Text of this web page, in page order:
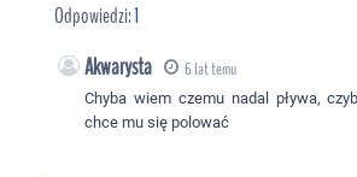
Odpowiedzi:1
Akwarysta 6 lat temu
Chyba wiem czemu nadal pływa,
chce mu się polować